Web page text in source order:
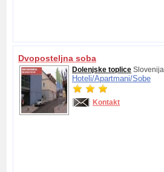
Dvoposteljna soba
Dolenjske toplice Slovenija
Hoteli/Apartmani/Sobe
Kontakt